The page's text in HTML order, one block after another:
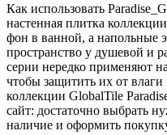
Как использовать
настенная плитка
фон в ванной, а напольные
пространство у душевой и
серии нередко применяют
чтобы защитить их от влаги
коллекции GlobalTile
сайт: достаточно выбрать
наличие и оформить